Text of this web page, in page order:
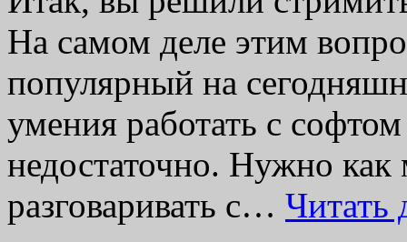
На самом деле этим
популярный на
умения работать с
недостаточно. Нужно
разговаривать с…